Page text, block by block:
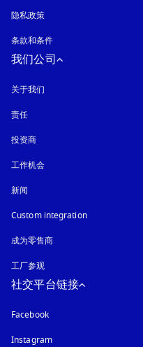
隐私政策
条款和条件
我们公司
关于我们
责任
投资商
工作机会
新闻
Custom integration
成为零售商
工厂参观
社交平台链接
Facebook
Instagram在新选项卡中打开